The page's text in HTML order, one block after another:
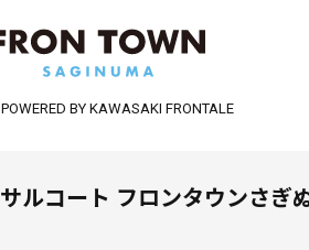
POWERED BY KAWASAKI FRONTALE
ルコート フロンタウンさぎ